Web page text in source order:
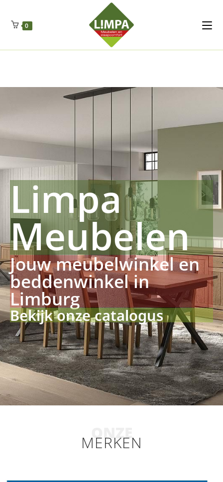
Regenschut
Drueckerpro
Fettsauren Dekemax Kapselmed
Luftkuhlen Zauberfan Netzfenste Insektensc
0
Limpa
Meubelen
Jouw meubelwinkel en
beddenwinkel in
Limburg
Bekijk onze catalogus
ONZE
MERKEN